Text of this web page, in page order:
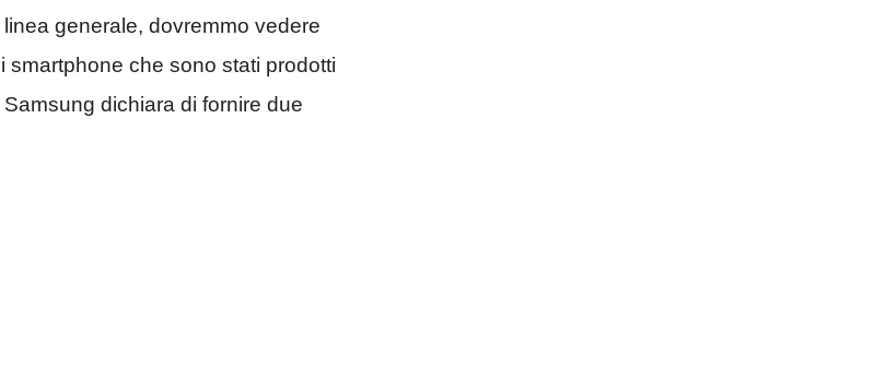
generale, dovremmo vedere
che sono stati prodotti
dichiara di fornire due